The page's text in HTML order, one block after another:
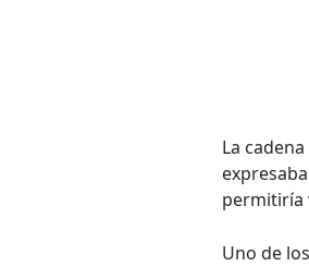
La
permitiría
Uno de